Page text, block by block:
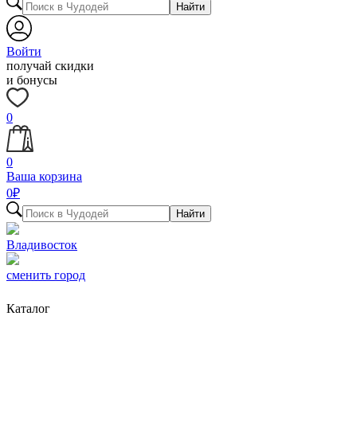
Найти
Войти
получай скидки
и бонусы
0
0
Ваша корзина
0₽
Найти
Владивосток
сменить город
Каталог